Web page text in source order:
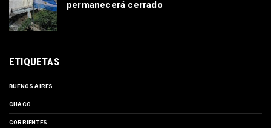
permanecerá cerrado
ETIQUETAS
BUENOS AIRES
CHACO
CORRIENTES